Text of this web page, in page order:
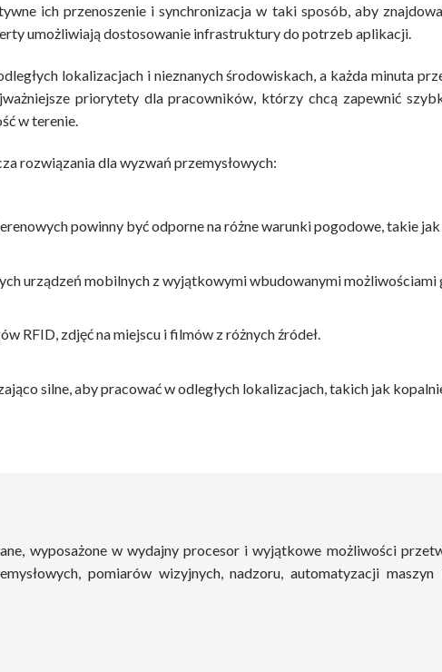
ich przenoszenie i synchronizacja w taki sposób, aby
umożliwiają dostosowanie infrastruktury do potrzeb aplikacji.
lokalizacjach i nieznanych środowiskach, a każda minuta
priorytety dla pracowników, którzy chcą zapewnić
w terenie.
rozwiązania dla wyzwań przemysłowych:
powinny być odporne na różne warunki pogodowe, takie
urządzeń mobilnych z wyjątkowymi wbudowanymi możliwościami
RFID, zdjęć na miejscu i filmów z różnych źródeł.
silne, aby pracować w odległych lokalizacjach, takich jak
wyposażone w wydajny procesor i wyjątkowe możliwości
pomiarów wizyjnych, nadzoru, automatyzacji